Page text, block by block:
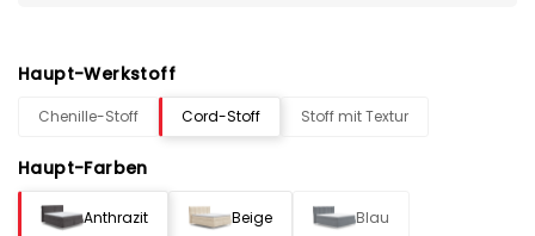
Haupt-Werkstoff
Chenille-Stoff Cord-Stoff Stoff mit Textur
Haupt-Farben
Anthrazit Beige Blau